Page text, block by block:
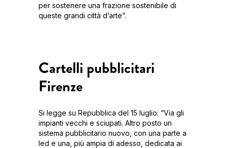
per sostenere una frazione sostenibile di
queste grandi città d’arte”.
Cartelli pubblicitari
Firenze
Si legge su Repubblica del 15 luglio: “Via gli
impianti vecchi e sciupati. Altro posto un
sistema pubblicitario nuovo, con una parte a
led e una, più ampia di adesso, dedicata ai